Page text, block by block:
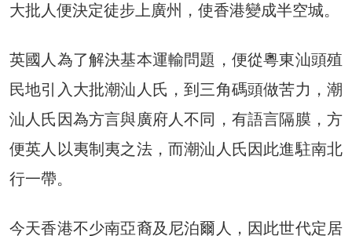
大批人便決定徒步上廣州，使香港變成半空城。
英國人為了解決基本運輸問題，便從粵東汕頭殖
民地引入大批潮汕人氏，到三角碼頭做苦力，潮
汕人氏因為方言與廣府人不同，有語言隔膜，方
便英人以夷制夷之法，而潮汕人氏因此進駐南北
行一帶。
今天香港不少南亞裔及尼泊爾人，因此世代定居